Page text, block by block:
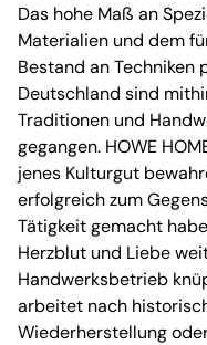
Das hohe Maß an
Materialien und dem
Bestand an Techniken
Deutschland sind
Traditionen und
gegangen. HOWE
jenes Kulturgut
erfolgreich zum
Tätigkeit gemacht
Herzblut und Liebe
Handwerksbetrieb
arbeitet nach
Wiederherstellung